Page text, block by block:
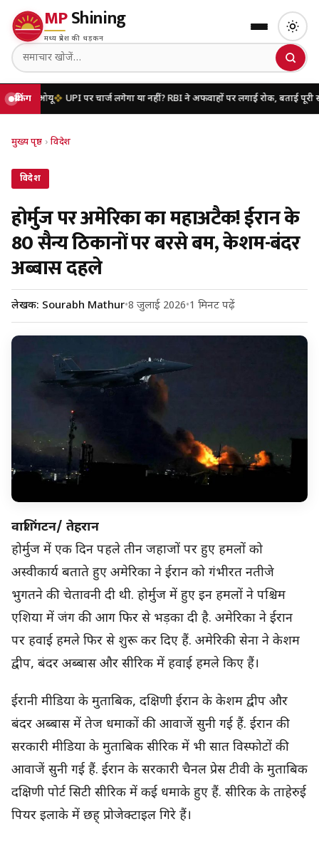
MPShining
मध्य प्रदेश की धड़कन
ब्रेकिंगUPI पर चार्ज लगेगा या नहीं? RBI ने अफवाहों पर लगाई रोक, बताई पूरी सच्चाई
मुख्य पृष्ठ › विदेश
विदेश
होर्मुज पर अमेरिका का महाअटैक! ईरान के
80 सैन्य ठिकानों पर बरसे बम, केशम-बंदर
अब्बास दहले
लेखक: Sourabh Mathur•8 जुलाई 2026•1 मिनट पढ़ें
वाशिंगटन/ तेहरान
होर्मुज में एक दिन पहले तीन जहाजों पर हुए हमलों को
अस्वीकार्य बताते हुए अमेरिका ने ईरान को गंभीरत नतीजे
भुगतने की चेतावनी दी थी. होर्मुज में हुए इन हमलों ने पश्चिम
एशिया में जंग की आग फिर से भड़का दी है. अमेरिका ने ईरान
पर हवाई हमले फिर से शुरू कर दिए हैं. अमेरिकी सेना ने केशम
द्वीप, बंदर अब्बास और सीरिक में हवाई हमले किए हैं।
ईरानी मीडिया के मुताबिक, दक्षिणी ईरान के केशम द्वीप और
बंदर अब्बास में तेज धमाकों की आवाजें सुनी गई हैं. ईरान की
सरकारी मीडिया के मुताबिक सीरिक में भी सात विस्फोटों की
आवाजें सुनी गई हैं. ईरान के सरकारी चैनल प्रेस टीवी के मुताबिक
दक्षिणी पोर्ट सिटी सीरिक में कई धमाके हुए हैं. सीरिक के ताहेरुई
पियर इलाके में छह् प्रोजेक्टाइल गिरे हैं।